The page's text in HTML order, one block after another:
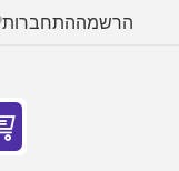
הרשמההתחברות